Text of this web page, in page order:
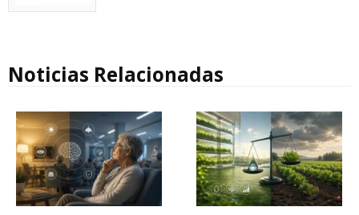
Noticias Relacionadas